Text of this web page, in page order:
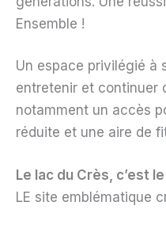
Ensemble !
Un espace privilégié à
entretenir et continuer
notamment un accès
réduite et une aire de
Le lac du Crès, c’est
LE site emblématique